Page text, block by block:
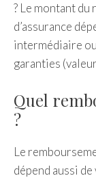
? Le montant
d’assurance
intermédiaire
garanties
Quel
?
Le
dépend aussi